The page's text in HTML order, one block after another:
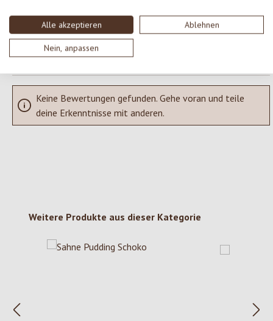
Alle akzeptieren Ablehnen
Nein, anpassen
SCHREIBE EINE BEWERTUNG
Bewertungen nur in der aktuellen Sprache anzeigen.
Keine Bewertungen gefunden. Gehe voran und teile
deine Erkenntnisse mit anderen.
Produktgalerie überspringen
Weitere Produkte aus dieser Kategorie